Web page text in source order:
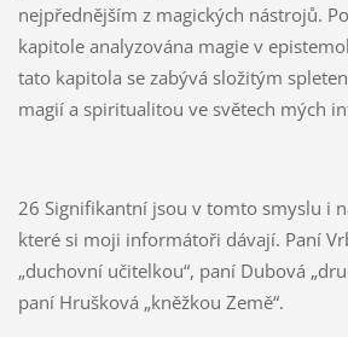
nejpřednějším z magických nástrojů.
kapitole analyzována magie v
tato kapitola se zabývá složitým
magií a spiritualitou ve světech mých
26 Signifikantní jsou v tomto smyslu i
které si moji informátoři dávají. Paní
„duchovní učitelkou“, paní Dubová
paní Hrušková „kněžkou Země“.